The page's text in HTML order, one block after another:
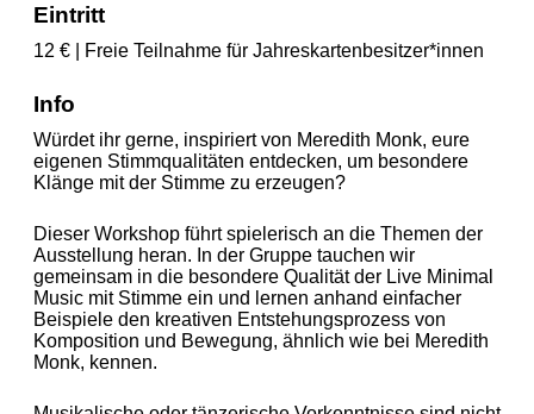
Eintritt
12 € | Freie Teilnahme für Jahreskartenbesitzer*innen
Info
Würdet ihr gerne, inspiriert von Meredith Monk, eure
eigenen Stimmqualitäten entdecken, um besondere
Klänge mit der Stimme zu erzeugen?
Dieser Workshop führt spielerisch an die Themen der
Ausstellung heran. In der Gruppe tauchen wir
gemeinsam in die besondere Qualität der Live Minimal
Music mit Stimme ein und lernen anhand einfacher
Beispiele den kreativen Entstehungsprozess von
Komposition und Bewegung, ähnlich wie bei Meredith
Monk, kennen.